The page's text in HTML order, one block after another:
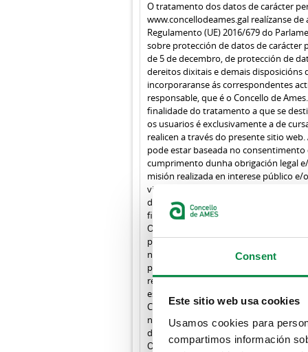
Consent
Este sitio web usa cookies
Usamos cookies para
compartimos información
O tratamento dos datos de carácter
www.concellodeames.gal realízanse
Regulamento (UE) 2016/679 do
sobre protección de datos de carácter
de 5 de decembro, de protección de
dereitos dixitais e demais disposicións
incorporaranse ás correspondentes
responsable, que é o Concello de
finalidade do tratamento a que se
os usuarios é exclusivamente a de
realicen a través do presente sitio
pode estar baseada no
cumprimento dunha obrigación legal
misión realizada en interese público
vitais e/ou a execución dun contrato. O
datos virá determinado pola
finalidade do tratamento de datos
Os datos solicitados unicamente serán
previo consentimento da persoa
na citada lexislación. Os usuarios ou
poderán exercitar en calquera
rectificación, supresión e, no seu caso,
establecido no Regulamento, dirixindo
Concello de Ames, na seguinte
número 2, Bertamiráns, 15220 Ames;
dpd@concellodeames.gal na que se
Os usuarios tamén teñen dereito a